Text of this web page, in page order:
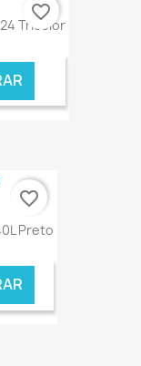
Tricolor
€ ONLINE
favorite_border
Preto
favorite_border